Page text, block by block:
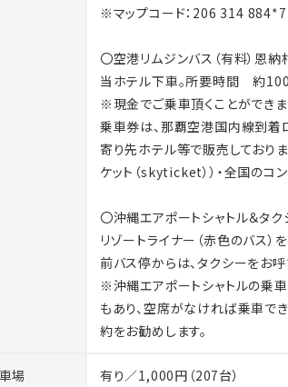
が改定された場合は、予約日や支払日にか
アット リージェンシー 瀬良垣アイランド 沖
をご利用いただくために、ハイアットの衛生対
はホテル公式ウェブサイトをご参照ください。
ルへのメッセージ機能は停止しておりますので
）にて承り
軽にお問合せ下さい。
※マップコード：206 314
〇空港リムジンバス（有料）恩
当ホテル下車。所要時間 約
※現金でご乗車頂くことができ
乗車券は、那覇空港国内線到着
寄り先ホテル等で販売しておりま
ケット（skyticket））・全国のコ
〇沖縄エアポートシャトル＆タク
リゾートライナー（赤色のバス
前バス停からは、タクシーをお呼
※沖縄エアポートシャトルの乗
もあり、空席がなければ乗車で
約をお勧めします。
場
有り／1,000円（207台）